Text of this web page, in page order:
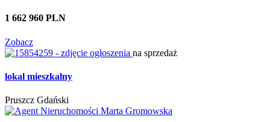
1 662 960 PLN
Zobacz
na sprzedaż
lokal mieszkalny
Pruszcz Gdański